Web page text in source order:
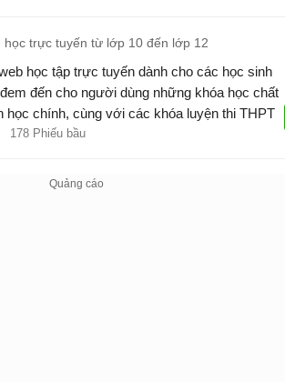
học trực tuyến từ lớp 10 đến lớp 12
học tập trực tuyến dành cho các học sinh
đến cho người dùng những khóa học chất
học chính, cùng với các khóa luyện thi THPT
học tiếng Anh.
178 Phiếu bầu